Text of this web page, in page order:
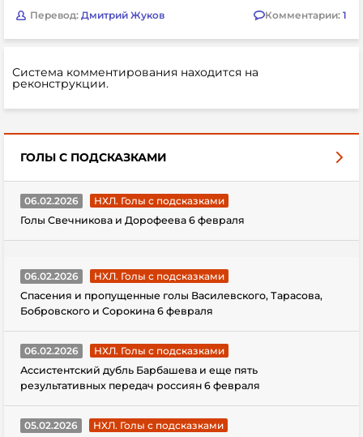
Перевод: Дмитрий Жуков Комментарии: 1
Система комментирования находится на
реконструкции.
ГОЛЫ С ПОДСКАЗКАМИ
06.02.2026
НХЛ. Голы с подсказками
Голы Свечникова и Дорофеева 6 февраля
06.02.2026
НХЛ. Голы с подсказками
Спасения и пропущенные голы Василевского, Тарасова,
Бобровского и Сорокина 6 февраля
06.02.2026
НХЛ. Голы с подсказками
Ассистентский дубль Барбашева и еще пять
результативных передач россиян 6 февраля
05.02.2026
НХЛ. Голы с подсказками